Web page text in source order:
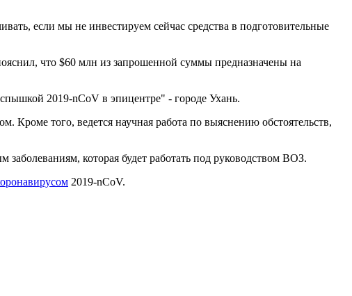
если мы не инвестируем сейчас средства в подготовительные
что $60 млн из запрошенной суммы предназначены на
2019-nCoV в эпицентре" - городе Ухань.
Кроме того, ведется научная работа по выяснению обстоятельств,
которая будет работать под руководством ВОЗ.
2019-nCoV.